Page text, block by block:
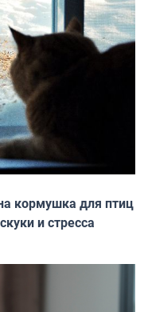
кормушка для птиц
и стресса